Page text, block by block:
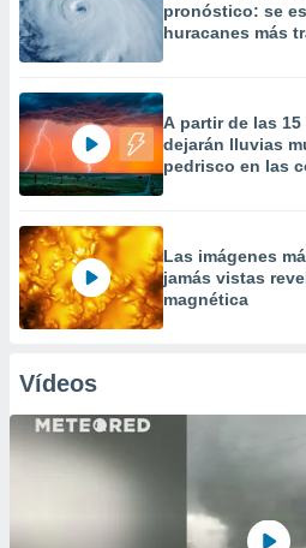
pronóstico: se
huracanes más
A partir de las
dejarán lluvias
pedrisco en las
Las imágenes
jamás vistas
magnética
Vídeos